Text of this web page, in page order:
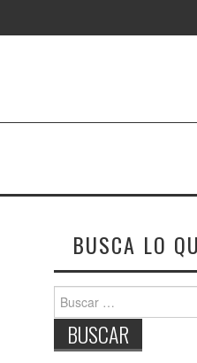
BUSCA LO
Buscar: